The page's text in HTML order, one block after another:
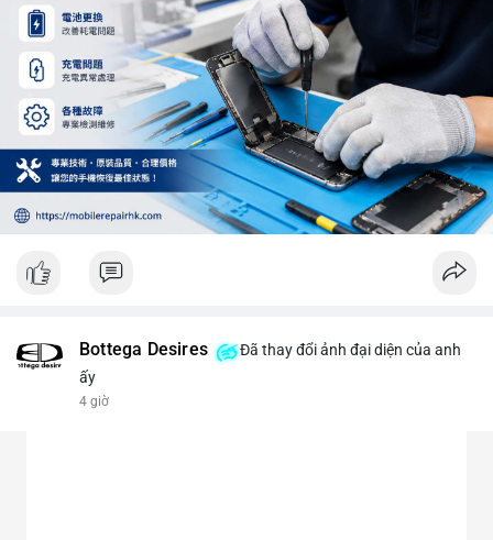
Bottega Desires
Đã thay đổi ảnh đại diện của anh
ấy
4 giờ